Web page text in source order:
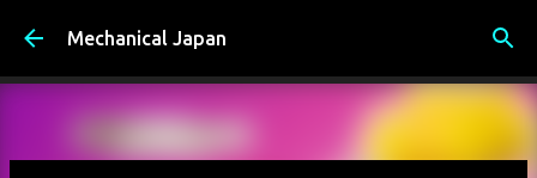
Ir al contenido principal
Mechanical Japan